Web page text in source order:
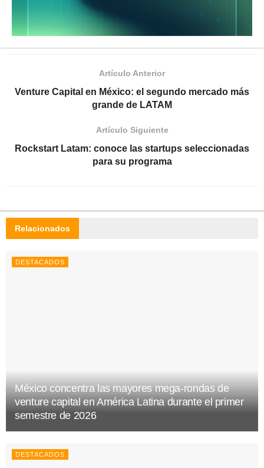
Artículo Anterior
Venture Capital en México: el segundo mercado más
grande de LATAM
Artículo Siguiente
Rockstart Latam: conoce las startups seleccionadas
para su programa
Relacionados
DESTACADOS
México concentra las mayores mega-rondas de
venture capital en América Latina durante el primer
semestre de 2026
DESTACADOS